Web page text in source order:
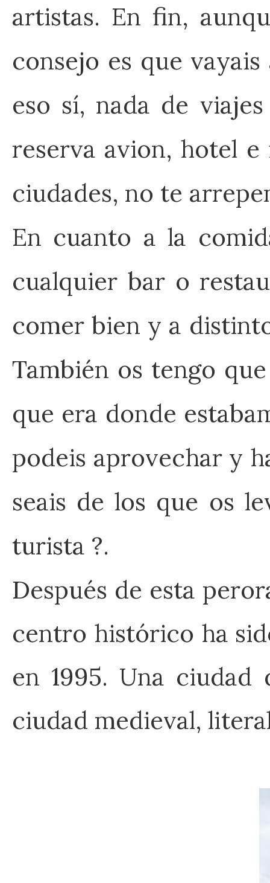
artistas. En fin,
consejo es que
eso sí, nada de
reserva avion, hotel
ciudades, no te
En cuanto a la
cualquier bar o
comer bien y a
También os tengo
que era donde
podeis aprovechar y
seais de los que os
turista ?.
Después de esta
centro histórico ha
en 1995. Una
ciudad medieval,